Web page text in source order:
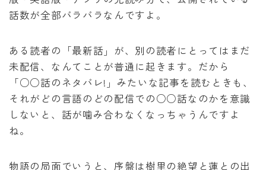
話数が全部バラバラなんですよ。
ある読者の「最新話」が、別の読者にとってはまだ
未配信、なんてことが普通に起きます。だから
「○○話のネタバレ!」みたいな記事を読むときも、
それがどの言語のどの配信での○○話なのかを意識
しないと、話が噛み合わなくなっちゃうんですよ
ね。
物語の局面でいうと、序盤は樹里の絶望と蓮との出